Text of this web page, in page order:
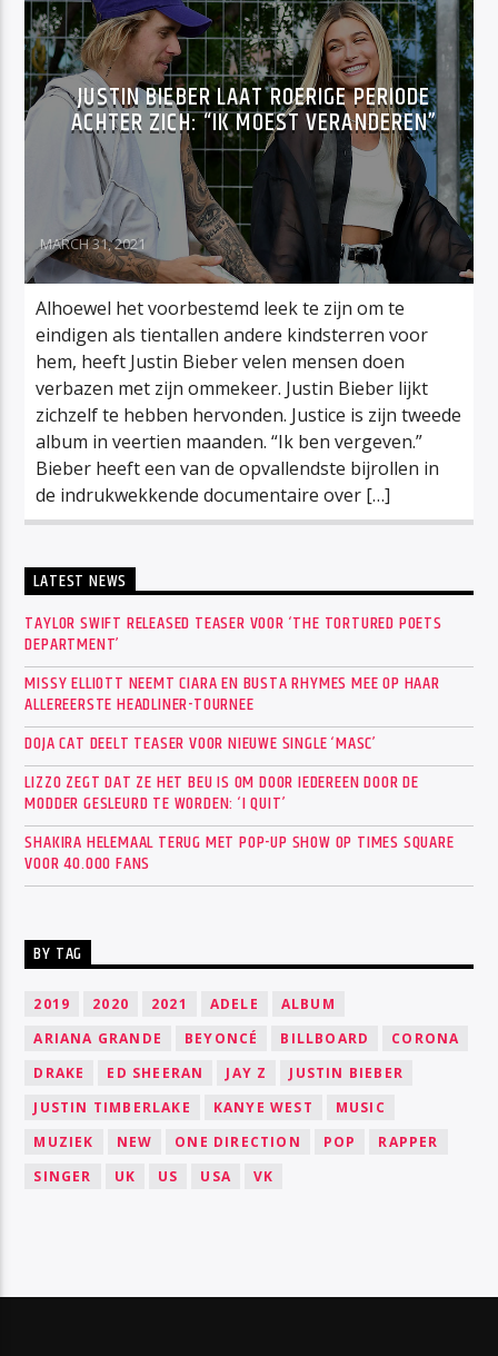
JUSTIN BIEBER LAAT ROERIGE PERIODE
ACHTER ZICH: “IK MOEST VERANDEREN”
MARCH 31, 2021
Alhoewel het voorbestemd leek te zijn om te
eindigen als tientallen andere kindsterren voor
hem, heeft Justin Bieber velen mensen doen
verbazen met zijn ommekeer. Justin Bieber lijkt
zichzelf te hebben hervonden. Justice is zijn tweede
album in veertien maanden. “Ik ben vergeven.”
Bieber heeft een van de opvallendste bijrollen in
de indrukwekkende documentaire over […]
LATEST NEWS
TAYLOR SWIFT RELEASED TEASER VOOR ‘THE TORTURED POETS
DEPARTMENT’
MISSY ELLIOTT NEEMT CIARA EN BUSTA RHYMES MEE OP HAAR
ALLEREERSTE HEADLINER-TOURNEE
DOJA CAT DEELT TEASER VOOR NIEUWE SINGLE ‘MASC’
LIZZO ZEGT DAT ZE HET BEU IS OM DOOR IEDEREEN DOOR DE
MODDER GESLEURD TE WORDEN: ‘I QUIT’
SHAKIRA HELEMAAL TERUG MET POP-UP SHOW OP TIMES SQUARE
VOOR 40.000 FANS
BY TAG
2019 2020 2021 ADELE
ALBUM
ARIANA GRANDE
BEYONCÉ BILLBOARD
CORONA
DRAKE
ED SHEERAN JAY Z
JUSTIN BIEBER
JUSTIN TIMBERLAKE
KANYE WEST
MUSIC
MUZIEK
NEW ONE DIRECTION POP
RAPPER
SINGER
UK US USA VK